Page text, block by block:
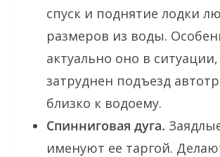
спуск и поднятие лодки
размеров из воды.
актуально оно в ситуации,
затруднен подъезд
близко к водоему.
Спинниговая дуга.
именуют ее таргой.